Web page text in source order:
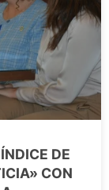
DE
CON